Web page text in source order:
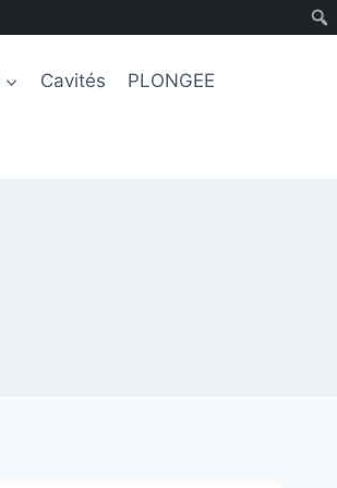
Cavités PLONGEE